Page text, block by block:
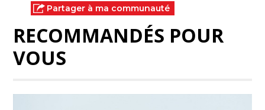
Partager à ma communauté
RECOMMANDÉS POUR
VOUS